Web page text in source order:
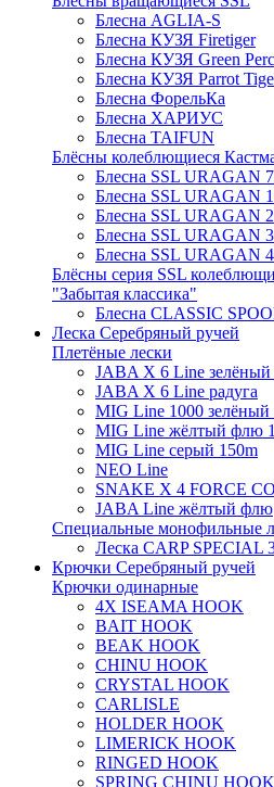
Блесна AGLIA-S
Блесна КУЗЯ Firetiger
Блесна КУЗЯ Green
Блесна КУЗЯ Parrot
Блесна ФорельКа
Блесна ХАРИУС
Блесна TAIFUN
Блёсны колеблющиеся
Блесна SSL URAGAN
Блесна SSL URAGAN
Блесна SSL URAGAN
Блесна SSL URAGAN
Блесна SSL URAGAN
Блёсны серия SSL
"Забытая классика"
Блесна CLASSIC
Леска Серебряный ручей
Плетёные лески
JABA X 6 Line
JABA X 6 Line радуга
MIG Line 1000
MIG Line жёлтый флю
MIG Line серый 150m
NEO Line
SNAKE X 4 FORCE
JABA Line жёлтый флю
Специальные монофильные
Леска CARP SPECIAL
Крючки Серебряный ручей
Крючки одинарные
4X ISEAMA HOOK
BAIT HOOK
BEAK HOOK
CHINU HOOK
CRYSTAL HOOK
CARLISLE
HOLDER HOOK
LIMERICK HOOK
RINGED HOOK
SPRING CHINU HOOK